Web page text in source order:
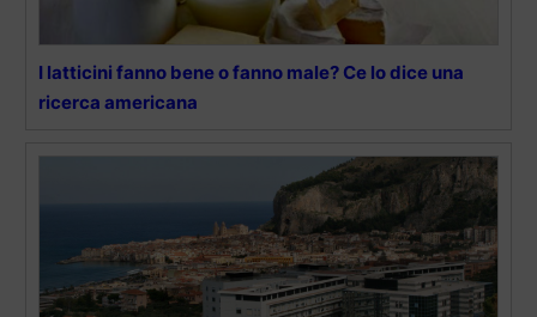
I latticini fanno bene o fanno male? Ce lo dice una
ricerca americana